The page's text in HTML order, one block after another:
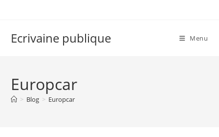
Ecrivaine publique Menu
Europcar
> Blog > Europcar